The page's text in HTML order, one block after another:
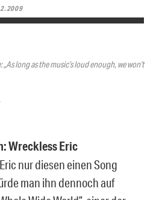
long as the music’s loud enough, we won’t
Wreckless Eric
nur diesen einen Song
man ihn dennoch auf